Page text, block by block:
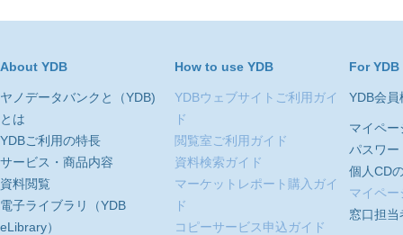
About YDB
ヤノデータバンクと（YDB)
とは
YDBご利用の特長
サービス・商品内容
資料閲覧
電子ライブラリ（YDB
eLibrary）
How to use YDB
YDBウェブサイトご利用ガイ
ド
閲覧室ご利用ガイド
資料検索ガイド
マーケットレポート購入ガイ
ド
コピーサービス申込ガイド
For
YDB会員
マイペー
パスワー
個人CD
マイペー
窓口担